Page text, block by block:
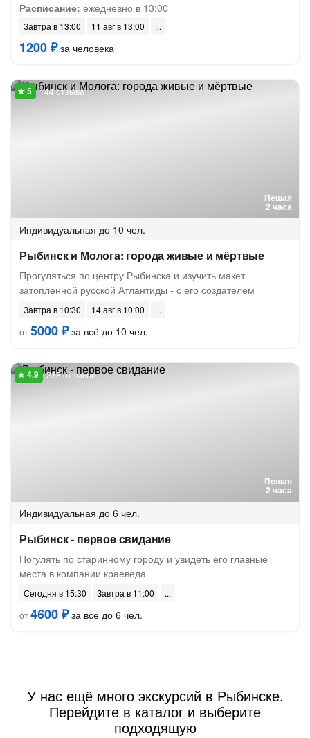
Расписание: ежедневно в 13:00
Завтра в 13:00 11 авг в 13:00
1200 ₽за человека
Пешая
2 часа
144 отзыва
Индивидуальная до 10 чел.
Рыбинск и Молога: города живые и мёртвые
Прогуляться по центру Рыбинска и изучить макет
затопленной русской Атлантиды - с его создателем
Завтра в 10:30
14 авг в 10:00
от5000 ₽за всё до 10 чел.
Пешая
2 часа
238 отзывов
Индивидуальная до 6 чел.
Рыбинск - первое свидание
Погулять по старинному городу и увидеть его главные
места в компании краеведа
Сегодня в 15:30
Завтра в 11:00
от4600 ₽за всё до 6 чел.
У нас ещё много экскурсий в Рыбинске.
Перейдите в каталог и выберите
подходящую